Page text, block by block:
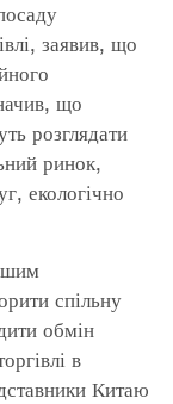
заявив, що
що
розглядати
ринок,
екологічно
спільну
обмін
в
Китаю